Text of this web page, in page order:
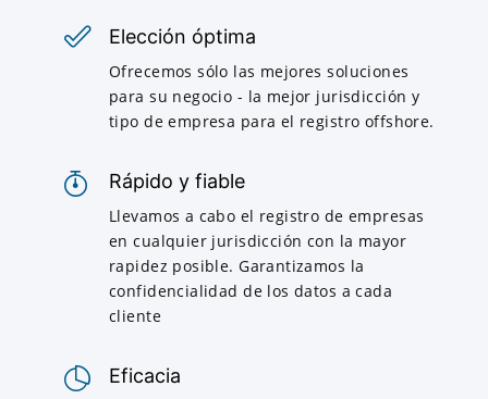
Elección óptima
Ofrecemos sólo las mejores soluciones
para su negocio - la mejor jurisdicción y
tipo de empresa para el registro offshore.
Rápido y fiable
Llevamos a cabo el registro de empresas
en cualquier jurisdicción con la mayor
rapidez posible. Garantizamos la
confidencialidad de los datos a cada
cliente
Eficacia